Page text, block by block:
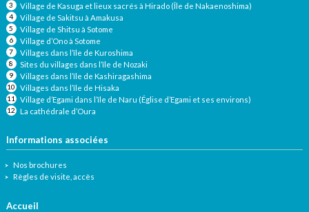
Village de Kasuga et lieux sacrés à Hirado (Île de Nakaenoshima)
Village de Sakitsu à Amakusa
Village de Shitsu à Sotome
Village d’Ono à Sotome
Villages dans l’île de Kuroshima
Sites du villages dans l’île de Nozaki
Villages dans l’île de Kashiragashima
Villages dans l’île de Hisaka
Village d’Egami dans l’île de Naru (Église d’Egami et ses environs)
La cathédrale d’Oura
Informations associées
Nos brochures
Règles de visite, accès
Accueil